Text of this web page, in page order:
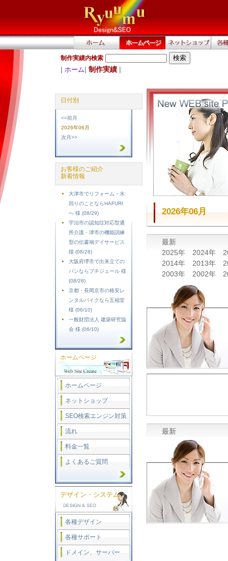
制作実績内検索
| ホーム| 制作実績 |
2026年06月
最新
2025年
2024年
2014年
2013年
2003年
2002年
最新
日付別
<<前月
2026年06月
次月>>
お客様のご紹介
新着情報
大津市でリフォーム・水
回りのことならHAFURI
へ 様 (08/29)
宇治市の認知症対応型通
所介護・津市の機能訓練
型の伝書鳩デイサービス
様 (08/28)
大阪府堺市で出来立ての
パンならプチジュール 様
(08/28)
京都・長岡京市の格安レ
ンタルバイクなら五福堂
様 (06/10)
一般財団法人 建築研究協
会 様 (06/10)
ホームページ
ホームページ
ネットショップ
SEO検索エンジン対策
流れ
料金一覧
よくあるご質問
デザイン・システム
各種デザイン
各種サポート
ドメイン、サーバー